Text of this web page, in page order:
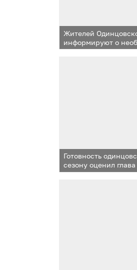
Жителей
информируют о
правил пожарной
Готовность
сезону оценил